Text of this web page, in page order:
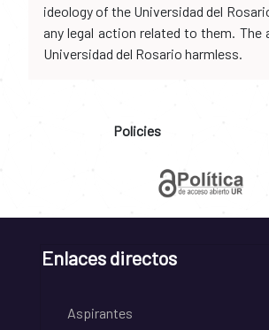
ideology of the Universidad del
any legal action related to them.
Universidad del Rosario harmless.
Policies
Enlaces directos
Aspirantes